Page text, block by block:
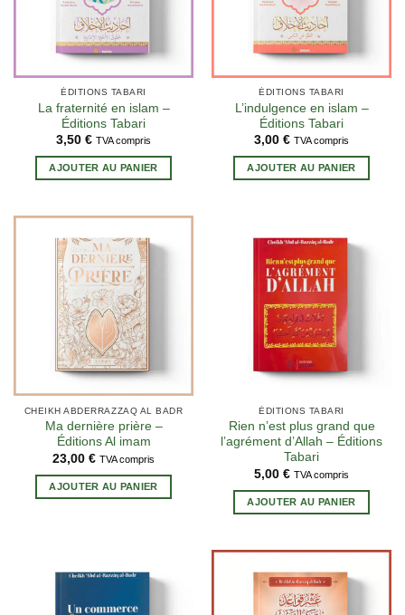
ÉDITIONS TABARI
La fraternité en islam –
Éditions Tabari
3,50 € TVA compris
AJOUTER AU PANIER
ÉDITIONS TABARI
L’indulgence en islam –
Éditions Tabari
3,00 € TVA compris
AJOUTER AU PANIER
CHEIKH ABDERRAZZAQ AL BADR
Ma dernière prière –
Éditions Al imam
23,00 € TVA compris
AJOUTER AU PANIER
ÉDITIONS TABARI
Rien n’est plus grand que
l’agrément d’Allah – Éditions
Tabari
5,00 € TVA compris
AJOUTER AU PANIER